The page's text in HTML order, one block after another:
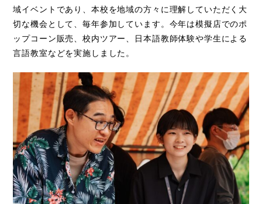
域イベントであり、本校を地域の方々に理解していただく大
切な機会として、毎年参加しています。今年は模擬店でのポ
ップコーン販売、校内ツアー、日本語教師体験や学生による
言語教室などを実施しました。